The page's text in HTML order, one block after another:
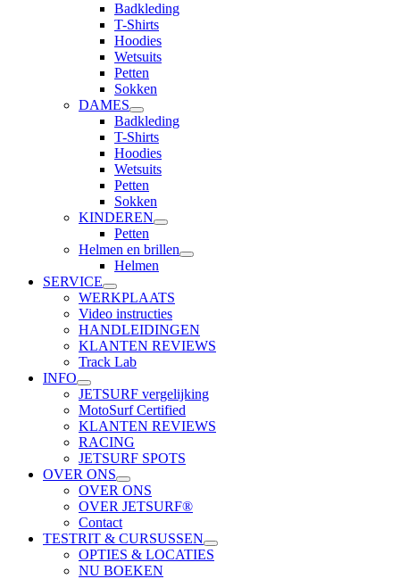
Badkleding
T-Shirts
Hoodies
Wetsuits
Petten
Sokken
DAMES
Badkleding
T-Shirts
Hoodies
Wetsuits
Petten
Sokken
KINDEREN
Petten
Helmen en brillen
Helmen
SERVICE
WERKPLAATS
Video instructies
HANDLEIDINGEN
KLANTEN REVIEWS
Track Lab
INFO
JETSURF vergelijking
MotoSurf Certified
KLANTEN REVIEWS
RACING
JETSURF SPOTS
OVER ONS
OVER ONS
OVER JETSURF®
Contact
TESTRIT & CURSUSSEN
OPTIES & LOCATIES
NU BOEKEN